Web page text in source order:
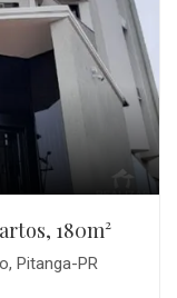
180m²
Pitanga-PR